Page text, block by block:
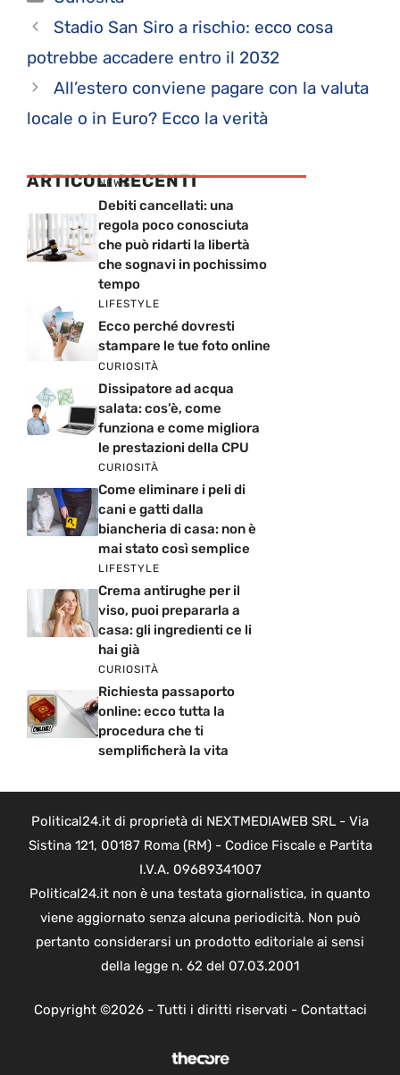
Stadio San Siro a rischio: ecco cosa
potrebbe accadere entro il 2032
All’estero conviene pagare con la valuta
locale o in Euro? Ecco la verità
ARTICOLI RECENTI
NEWS
Debiti cancellati: una
regola poco conosciuta
che può ridarti la libertà
che sognavi in pochissimo
tempo
LIFESTYLE
Ecco perché dovresti
stampare le tue foto online
CURIOSITÀ
Dissipatore ad acqua
salata: cos’è, come
funziona e come migliora
le prestazioni della CPU
CURIOSITÀ
Come eliminare i peli di
cani e gatti dalla
biancheria di casa: non è
mai stato così semplice
LIFESTYLE
Crema antirughe per il
viso, puoi prepararla a
casa: gli ingredienti ce li
hai già
CURIOSITÀ
Richiesta passaporto
online: ecco tutta la
procedura che ti
semplificherà la vita
Political24.it di proprietà di NEXTMEDIAWEB SRL - Via
Sistina 121, 00187 Roma (RM) - Codice Fiscale e Partita
I.V.A. 09689341007
Political24.it non è una testata giornalistica, in quanto
viene aggiornato senza alcuna periodicità. Non può
pertanto considerarsi un prodotto editoriale ai sensi
della legge n. 62 del 07.03.2001
Copyright ©2026 - Tutti i diritti riservati - Contattaci